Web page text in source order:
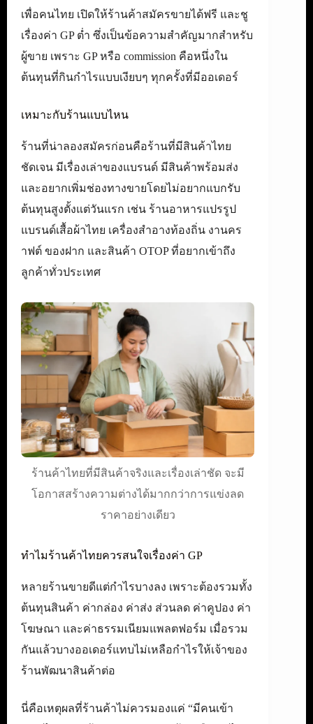
เพื่อคนไทย เปิดให้ร้านค้าสมัครขายได้ฟรี และชู
เรื่องค่า GP ต่ำ ซึ่งเป็นข้อความสำคัญมากสำหรับ
ผู้ขาย เพราะ GP หรือ commission คือหนึ่งใน
ต้นทุนที่กินกำไรแบบเงียบๆ ทุกครั้งที่มีออเดอร์
เหมาะกับร้านแบบไหน
ร้านที่น่าลองสมัครก่อนคือร้านที่มีสินค้าไทย
ชัดเจน มีเรื่องเล่าของแบรนด์ มีสินค้าพร้อมส่ง
และอยากเพิ่มช่องทางขายโดยไม่อยากแบกรับ
ต้นทุนสูงตั้งแต่วันแรก เช่น ร้านอาหารแปรรูป
แบรนด์เสื้อผ้าไทย เครื่องสำอางท้องถิ่น งานคร
าฟต์ ของฝาก และสินค้า OTOP ที่อยากเข้าถึง
ลูกค้าทั่วประเทศ
ร้านค้าไทยที่มีสินค้าจริงและเรื่องเล่าชัด จะมี
โอกาสสร้างความต่างได้มากกว่าการแข่งลด
ราคาอย่างเดียว
ทำไมร้านค้าไทยควรสนใจเรื่องค่า GP
หลายร้านขายดีแต่กำไรบางลง เพราะต้องรวมทั้ง
ต้นทุนสินค้า ค่ากล่อง ค่าส่ง ส่วนลด ค่าคูปอง ค่า
โฆษณา และค่าธรรมเนียมแพลตฟอร์ม เมื่อรวม
กันแล้วบางออเดอร์แทบไม่เหลือกำไรให้เจ้าของ
ร้านพัฒนาสินค้าต่อ
นี่คือเหตุผลที่ร้านค้าไม่ควรมองแค่ “มีคนเข้า